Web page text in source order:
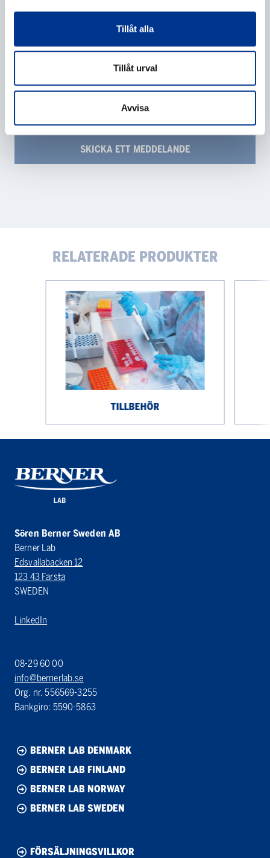
Tillåt alla
Tillåt urval
Avvisa
Jag ger mitt samtycke till behandlingen av mina
dataskyddsförklaringen.
RELATERADE PRODUKTER
TILLBEHÖR
Sören Berner Sweden AB
Berner Lab
Edsvallabacken 12
123 43 Farsta
SWEDEN
LinkedIn
08-29 60 00
info@bernerlab.se
Org. nr. 556569-3255
Bankgiro: 5590-5863
BERNER LAB DENMARK
BERNER LAB FINLAND
BERNER LAB NORWAY
BERNER LAB SWEDEN
FÖRSÄLJNINGSVILLKOR